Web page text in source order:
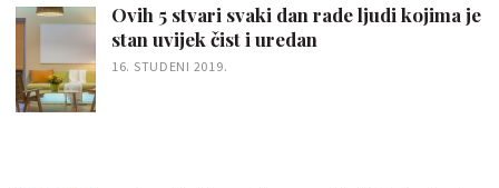
Ovih 5 stvari svaki dan rade ljudi kojima je
stan uvijek čist i uredan
16. STUDENI 2019.